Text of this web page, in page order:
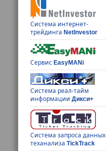
Система интернет-
трейдингаNetInvestor
СервисEasyMANi
Система реал-тайм
информацииДикси+
Система запроса данных
теханализаTickTrack